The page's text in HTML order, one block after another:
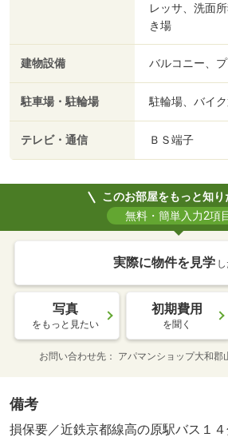
レッサ、洗面
き場
建物設備 バルコニー、
駐車場・駐輪場 駐輪場、バイ
テレビ・通信 ＢＳ端子
このお部屋をもっと知り
無料・簡単入力2項
実際に物件を見学
写真
をもっと見たい
初期費用
を聞く
お問い合わせ先 アパマンショップ大和郡
備考
損保要／近鉄京都線高の原駅バス１